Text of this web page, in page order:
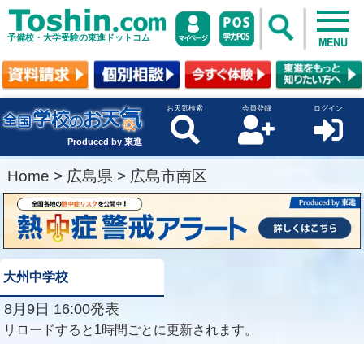
予備校・大学受験の東進ドットコム MENU
Produced by 東進
お天気検索 会員登録 ログイン
Home > 広島県 > 広島市南区
大州中学校
8月9日 16:00発表
リロードすると1時間ごとに更新されます。